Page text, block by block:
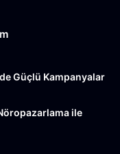
Güçlü Kampanyalar
ile